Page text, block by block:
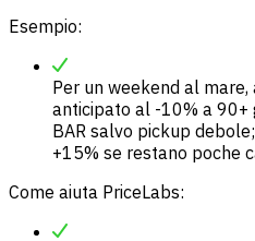
Esempio:
Per un weekend al
anticipato al -10% a 90+
BAR salvo pickup
+15% se restano poche
Come aiuta PriceLabs: